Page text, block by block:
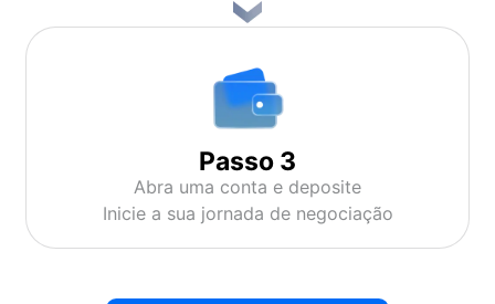
Passo 3
Abra uma conta e deposite
Inicie a sua jornada de negociação